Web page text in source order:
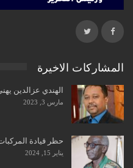
المشاركات الاخيرة
الهندي عزالدين
مارس 3, 2023
حظر قيادة
يناير 15, 2024